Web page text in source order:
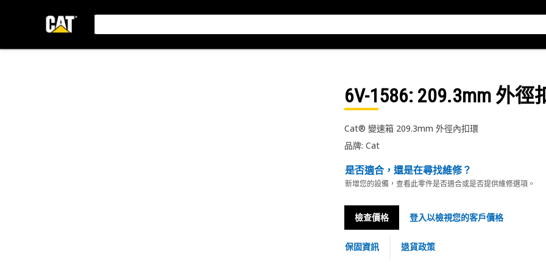
6V-1586: 209.3mm 外徑
Cat® 變速箱 209.3mm 外徑內扣環
品牌: Cat
是否適合，還是在尋找維修？
新增您的設備，查看此零件是否適合或是否提供維修選項。
檢查價格 登入以檢視您的客戶價格
保固資訊 退貨政策